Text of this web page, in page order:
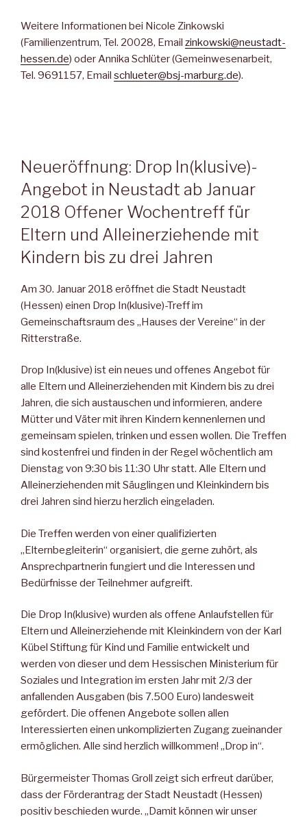
Weitere Informationen bei Nicole Zinkowski
(Familienzentrum, Tel. 20028, Email zinkowski@neustadt-
hessen.de) oder Annika Schlüter (Gemeinwesenarbeit,
Tel. 9691157, Email schlueter@bsj-marburg.de).
Neueröffnung: Drop In(klusive)-
Angebot in Neustadt ab Januar
2018 Offener Wochentreff für
Eltern und Alleinerziehende mit
Kindern bis zu drei Jahren
Am 30. Januar 2018 eröffnet die Stadt Neustadt
(Hessen) einen Drop In(klusive)-Treff im
Gemeinschaftsraum des „Hauses der Vereine“ in der
Ritterstraße.
Drop In(klusive) ist ein neues und offenes Angebot für
alle Eltern und Alleinerziehenden mit Kindern bis zu drei
Jahren, die sich austauschen und informieren, andere
Mütter und Väter mit ihren Kindern kennenlernen und
gemeinsam spielen, trinken und essen wollen. Die Treffen
sind kostenfrei und finden in der Regel wö­chentlich am
Dienstag von 9:30 bis 11:30 Uhr statt. Alle Eltern und
Alleinerziehenden mit Säuglingen und Kleinkindern bis
drei Jah­ren sind hierzu herzlich eingeladen.
Die Treffen werden von einer qualifizierten
„Elternbegleiterin“ or­ganisiert, die gerne zuhört, als
Ansprechpartnerin fungiert und die Interessen und
Bedürfnisse der Teilnehmer aufgreift.
Die Drop In(klusive) wurden als offene Anlaufstellen für
Eltern und Alleinerziehende mit Kleinkindern von der Karl
Kübel Stif­tung für Kind und Familie entwickelt und
werden von dieser und dem Hessischen Ministerium für
Soziales und Integration im ers­ten Jahr mit 2/3 der
anfallenden Ausgaben (bis 7.500 Euro) landes­weit
gefördert. Die offenen Angebote sollen allen
Interessierten einen unkomplizierten Zugang zueinander
ermöglichen. Alle sind herzlich willkommen! „Drop in“.
Bürgermeister Thomas Groll zeigt sich erfreut darüber,
dass der För­derantrag der Stadt Neustadt (Hessen)
positiv beschieden wurde. „Damit können wir unser